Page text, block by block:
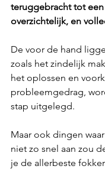
teruggebracht tot
overzichtelijk, en
De voor de hand
zoals het zindelijk
het oplossen en
probleemgedrag,
stap uitgelegd.
Maar ook dingen
niet zo snel aan zou
je de allerbeste